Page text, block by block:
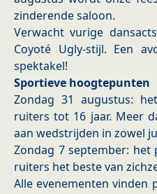
zinderende saloon.
Verwacht vurige
Coyoté Ugly-stijl. Een
spektakel!
Sportieve hoogtepunten
Zondag 31 augustus:
ruiters tot 16 jaar. Meer
aan wedstrijden in zowel
Zondag 7 september:
ruiters het beste van
Alle evenementen vinden